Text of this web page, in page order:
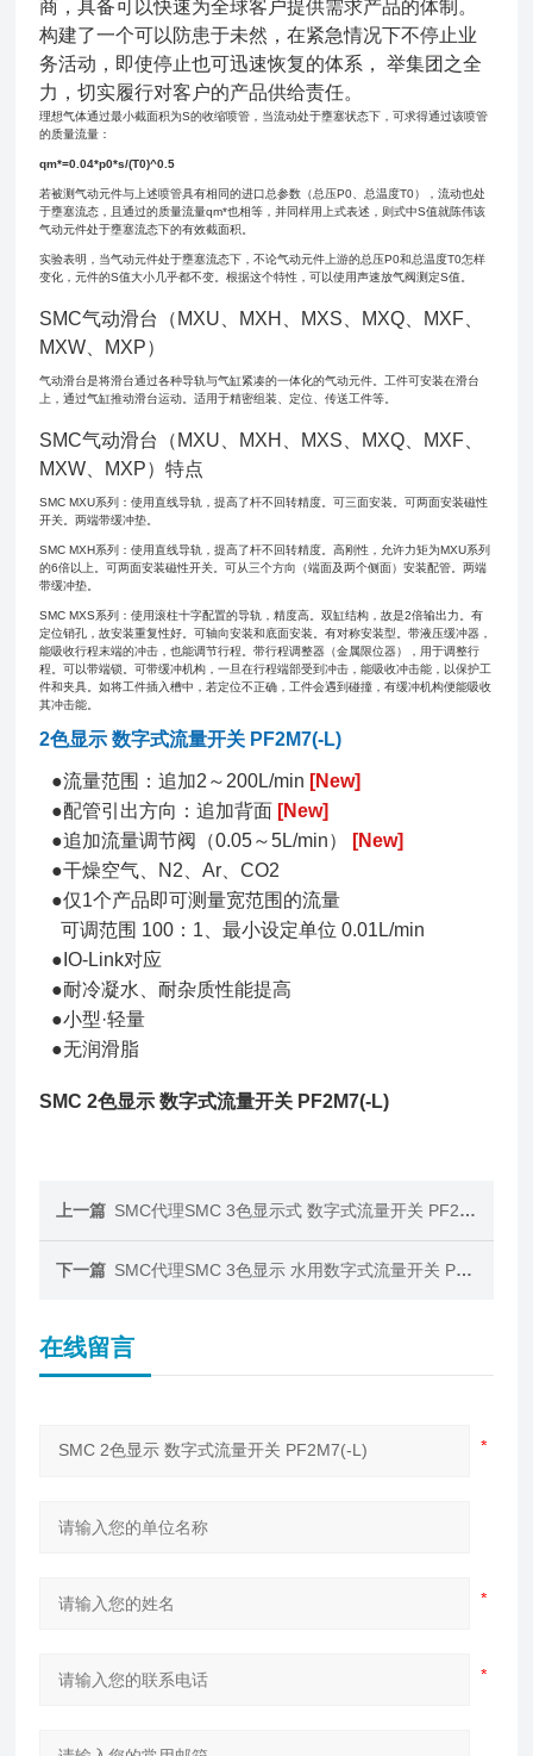
商，具备可以快速为全球客户提供需求产品的体制。
构建了一个可以防患于未然，在紧急情况下不停止业
务活动，即使停止也可迅速恢复的体系， 举集团之全
力，切实履行对客户的产品供给责任。
理想气体通过最小截面积为S的收缩喷管，当流动处于壅塞状态下，可求得通过该喷管
的质量流量：
qm*=0.04*p0*s/(T0)^0.5
若被测气动元件与上述喷管具有相同的进口总参数（总压P0、总温度T0），流动也处
于壅塞流态，且通过的质量流量qm*也相等，并同样用上式表述，则式中S值就陈伟该
气动元件处于壅塞流态下的有效截面积。
实验表明，当气动元件处于壅塞流态下，不论气动元件上游的总压P0和总温度T0怎样
变化，元件的S值大小几乎都不变。根据这个特性，可以使用声速放气阀测定S值。
SMC气动滑台（MXU、MXH、MXS、MXQ、MXF、
MXW、MXP）
气动滑台是将滑台通过各种导轨与气缸紧凑的一体化的气动元件。工件可安装在滑台
上，通过气缸推动滑台运动。适用于精密组装、定位、传送工件等。
SMC气动滑台（MXU、MXH、MXS、MXQ、MXF、
MXW、MXP）特点
SMC MXU系列：使用直线导轨，提高了杆不回转精度。可三面安装。可两面安装磁性
开关。两端带缓冲垫。
SMC MXH系列：使用直线导轨，提高了杆不回转精度。高刚性，允许力矩为MXU系列
的6倍以上。可两面安装磁性开关。可从三个方向（端面及两个侧面）安装配管。两端
带缓冲垫。
SMC MXS系列：使用滚柱十字配置的导轨，精度高。双缸结构，故是2倍输出力。有
定位销孔，故安装重复性好。可轴向安装和底面安装。有对称安装型。带液压缓冲器，
能吸收行程末端的冲击，也能调节行程。带行程调整器（金属限位器），用于调整行
程。可以带端锁。可带缓冲机构，一旦在行程端部受到冲击，能吸收冲击能，以保护工
件和夹具。如将工件插入槽中，若定位不正确，工件会遇到碰撞，有缓冲机构便能吸收
其冲击能。
2色显示 数字式流量开关 PF2M7(-L)
●流量范围：追加2～200L/min [New]
●配管引出方向：追加背面 [New]
●追加流量调节阀（0.05～5L/min）
[New]
●干燥空气、N2、Ar、CO2
●仅1个产品即可测量宽范围的流量
可调范围 100：1、最小设定单位 0.01L/min
●IO-Link对应
●耐冷凝水、耐杂质性能提高
●小型·轻量
●无润滑脂
SMC 2色显示 数字式流量开关 PF2M7(-L)
上一篇 SMC代理SMC 3色显示式 数字式流量开关 PF2MC7(-L)
下一篇 SMC代理SMC 3色显示 水用数字式流量开关 PF3W-Z/L
在线留言